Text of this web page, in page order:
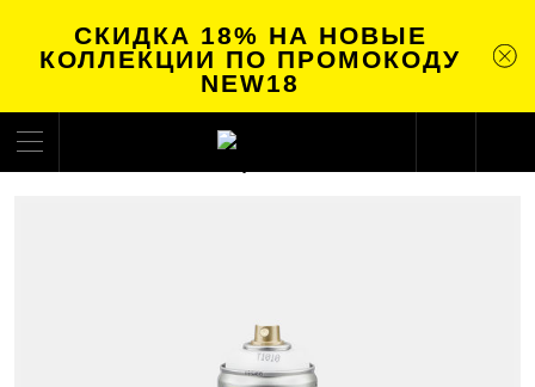
СКИДКА 18% НА НОВЫЕ
КОЛЛЕКЦИИ ПО ПРОМОКОДУ
NEW18